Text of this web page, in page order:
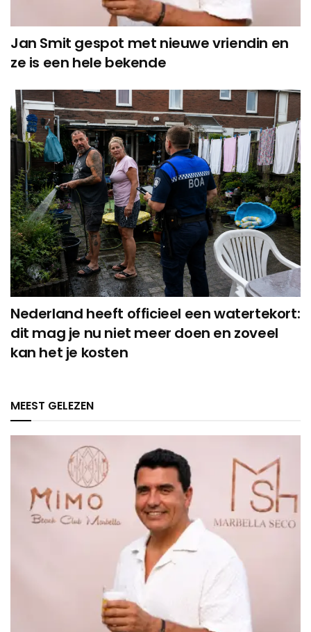
Jan Smit gespot met nieuwe vriendin en
ze is een hele bekende
Nederland heeft officieel een watertekort:
dit mag je nu niet meer doen en zoveel
kan het je kosten
MEEST GELEZEN